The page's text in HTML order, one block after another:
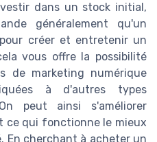
dans un stock initial,
généralement qu'un
créer et entretenir un
vous offre la possibilité
de marketing numérique
à d'autres types
peut ainsi s'améliorer
ce qui fonctionne le mieux
En cherchant à acheter un